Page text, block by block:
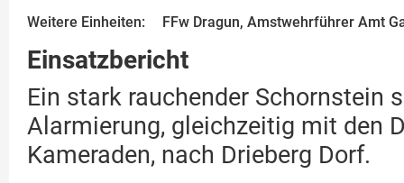
Weitere Einheiten:
FFw Dragun, Amstwehrführer Amt
Einsatzbericht
Ein stark rauchender Schornstein
Alarmierung, gleichzeitig mit den
Kameraden, nach Drieberg Dorf.